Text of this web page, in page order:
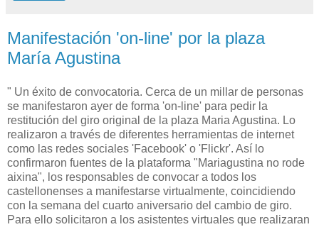
Manifestación 'on-line' por la plaza
María Agustina
" Un éxito de convocatoria. Cerca de un millar de personas
se manifestaron ayer de forma 'on-line' para pedir la
restitución del giro original de la plaza Maria Agustina. Lo
realizaron a través de diferentes herramientas de internet
como las redes sociales 'Facebook' o 'Flickr'. Así lo
confirmaron fuentes de la plataforma "Mariagustina no rode
aixina", los responsables de convocar a todos los
castellonenses a manifestarse virtualmente, coincidiendo
con la semana del cuarto aniversario del cambio de giro.
Para ello solicitaron a los asistentes virtuales que realizaran